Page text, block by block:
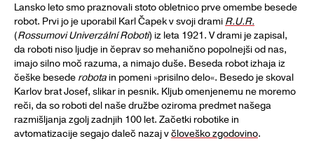
Lansko leto smo praznovali stoto obletnico prve omembe besede
robot. Prvi jo je uporabil Karl Čapek v svoji drami R.U.R.
(Rossumovi Univerzální Roboti) iz leta 1921. V drami je zapisal,
da roboti niso ljudje in čeprav so mehanično popolnejši od nas,
imajo silno moč razuma, a nimajo duše. Beseda robot izhaja iz
češke besede robota in pomeni »prisilno delo«. Besedo je skoval
Karlov brat Josef, slikar in pesnik. Kljub omenjenemu ne moremo
reči, da so roboti del naše družbe oziroma predmet našega
razmišljanja zgolj zadnjih 100 let. Začetki robotike in
avtomatizacije segajo daleč nazaj včloveško zgodovino.